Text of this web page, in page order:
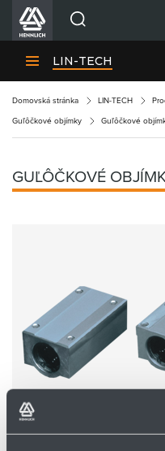
Divízie HENNLICH
Kariéra
O firme
Kontakty
Partner Zone
LIN-TECH
Domovská stránka LIN-TECH
Guľôčkové objímky Guľôčkové
GUĽÔČKOVÉ